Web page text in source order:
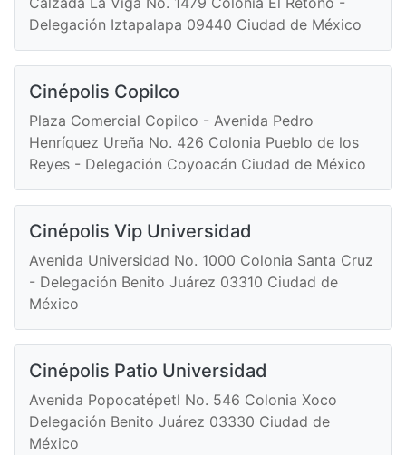
Delegación Iztapalapa 09440 Ciudad de México
Cinépolis Copilco
Plaza Comercial Copilco - Avenida Pedro
Henríquez Ureña No. 426 Colonia Pueblo de los
Reyes - Delegación Coyoacán Ciudad de México
Cinépolis Vip Universidad
Avenida Universidad No. 1000 Colonia Santa Cruz
- Delegación Benito Juárez 03310 Ciudad de
México
Cinépolis Patio Universidad
Avenida Popocatépetl No. 546 Colonia Xoco
Delegación Benito Juárez 03330 Ciudad de
México